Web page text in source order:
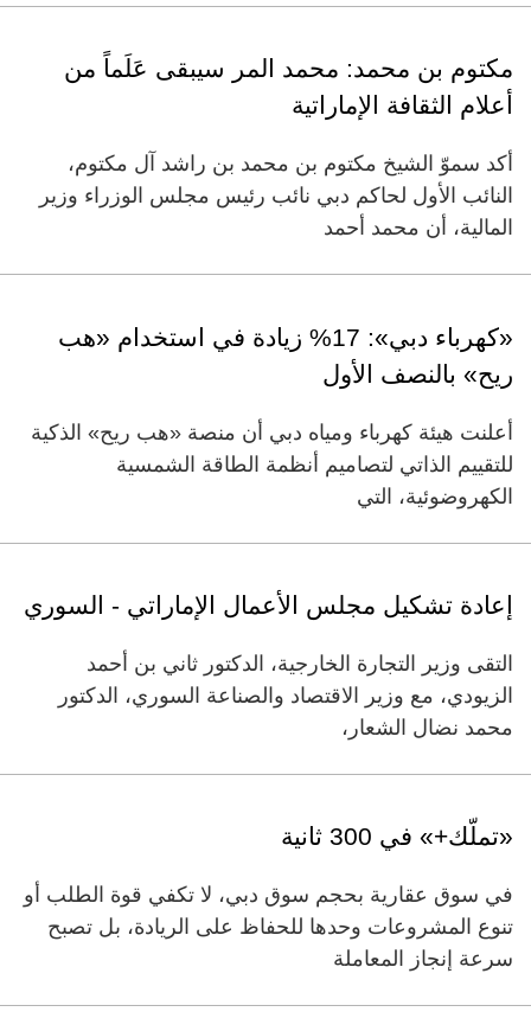
مكتوم بن محمد: محمد المر سيبقى عَلَماً من
أعلام الثقافة الإماراتية
أكد سموّ الشيخ مكتوم بن محمد بن راشد آل مكتوم،
النائب الأول لحاكم دبي نائب رئيس مجلس الوزراء وزير
المالية، أن محمد أحمد
«كهرباء دبي»: 17% زيادة في استخدام «هب
ريح» بالنصف الأول
أعلنت هيئة كهرباء ومياه دبي أن منصة «هب ريح» الذكية
للتقييم الذاتي لتصاميم أنظمة الطاقة الشمسية
الكهروضوئية، التي
إعادة تشكيل مجلس الأعمال الإماراتي - السوري
التقى وزير التجارة الخارجية، الدكتور ثاني بن أحمد
الزيودي، مع وزير الاقتصاد والصناعة السوري، الدكتور
محمد نضال الشعار،
«تملّك+» في 300 ثانية
في سوق عقارية بحجم سوق دبي، لا تكفي قوة الطلب أو
تنوع المشروعات وحدها للحفاظ على الريادة، بل تصبح
سرعة إنجاز المعاملة